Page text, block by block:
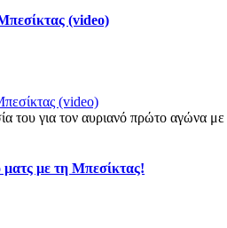
(video)
του για τον αυριανό πρώτο αγώνα
με τη Μπεσίκτας!